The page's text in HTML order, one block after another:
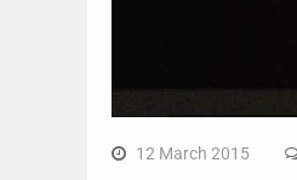
12 March 2015